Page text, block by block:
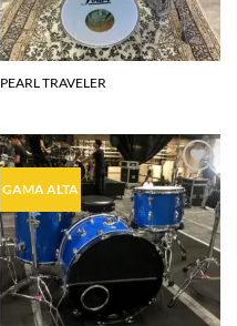
PEARL TRAVELER
GAMA ALTA
Agregar
a la
lista de
deseos